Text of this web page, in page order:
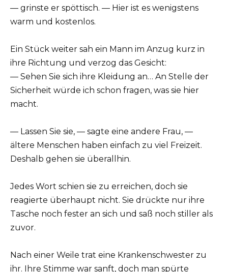
— grinste er spöttisch. — Hier ist es wenigstens
warm und kostenlos.
Ein Stück weiter sah ein Mann im Anzug kurz in
ihre Richtung und verzog das Gesicht:
— Sehen Sie sich ihre Kleidung an… An Stelle der
Sicherheit würde ich schon fragen, was sie hier
macht.
— Lassen Sie sie, — sagte eine andere Frau, —
ältere Menschen haben einfach zu viel Freizeit.
Deshalb gehen sie überallhin.
Jedes Wort schien sie zu erreichen, doch sie
reagierte überhaupt nicht. Sie drückte nur ihre
Tasche noch fester an sich und saß noch stiller als
zuvor.
Nach einer Weile trat eine Krankenschwester zu
ihr. Ihre Stimme war sanft, doch man spürte